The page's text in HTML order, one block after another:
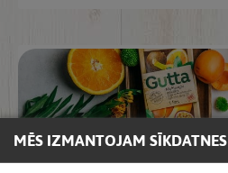
MĒS IZMANTOJAM SĪKDATNES